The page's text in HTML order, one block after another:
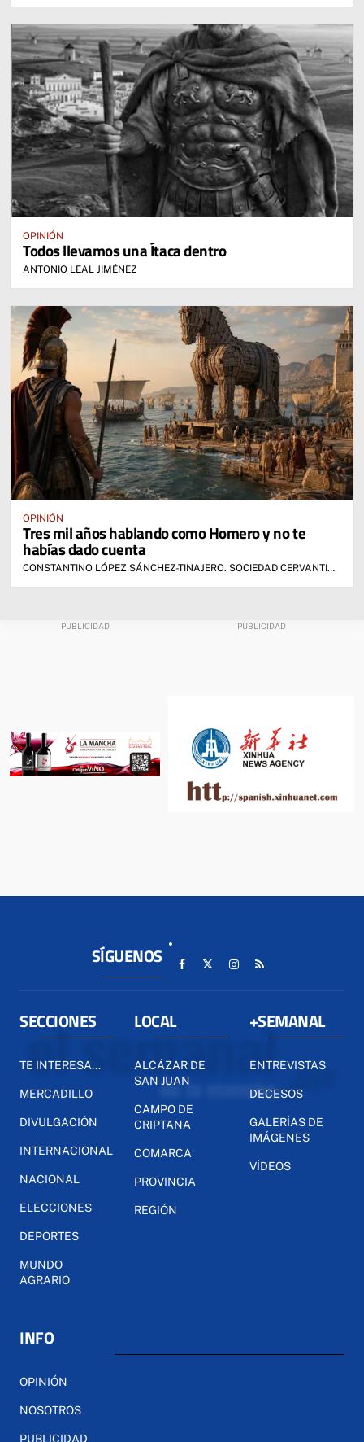
OPINIÓN
Todos llevamos una Ítaca dentro
ANTONIO LEAL JIMÉNEZ
OPINIÓN
Tres mil años hablando como Homero y no te
habías dado cuenta
CONSTANTINO LÓPEZ SÁNCHEZ-TINAJERO. SOCIEDAD CERVANTINA DE ALCÁZAR DE SAN JUAN
SÍGUENOS
SECCIONES
TE INTERESA...
MERCADILLO
DIVULGACIÓN
INTERNACIONAL
NACIONAL
ELECCIONES
DEPORTES
MUNDO
AGRARIO
LOCAL
ALCÁZAR DE
SAN JUAN
CAMPO DE
CRIPTANA
COMARCA
PROVINCIA
REGIÓN
+SEMANAL
ENTREVISTAS
DECESOS
GALERÍAS DE
IMÁGENES
VÍDEOS
INFO
OPINIÓN
NOSOTROS
PUBLICIDAD